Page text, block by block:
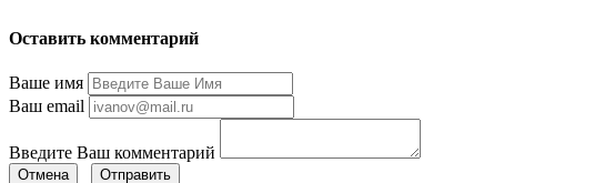
Оставить комментарий
Ваше имя
Ваш email
Введите Ваш комментарий
Отмена Отправить